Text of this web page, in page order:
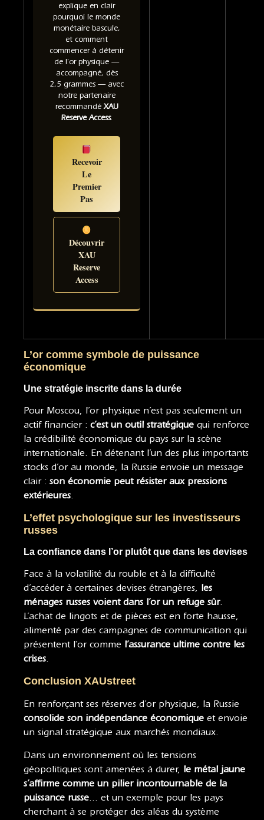
explique en clair
pourquoi le monde
monétaire bascule,
et comment
commencer à détenir
de l'or physique —
accompagné, dès
2,5 grammes — avec
notre partenaire
recommandéXAU
Reserve Access.
Recevoir
Le
Premier
Pas
Découvrir
XAU
Reserve
Access
L’or comme symbole de puissance
économique
Une stratégie inscrite dans la durée
Pour Moscou, l’or physique n’est pas seulement un
actif financier : c’est un outil stratégique qui renforce
la crédibilité économique du pays sur la scène
internationale. En détenant l’un des plus importants
stocks d’or au monde, la Russie envoie un message
clair : son économie peut résister aux pressions
extérieures.
L’effet psychologique sur les investisseurs
russes
La confiance dans l’or plutôt que dans les devises
Face à la volatilité du rouble et à la difficulté
d’accéder à certaines devises étrangères, les
ménages russes voient dans l’or un refuge sûr.
L’achat de lingots et de pièces est en forte hausse,
alimenté par des campagnes de communication qui
présentent l’or comme l’assurance ultime contre les
crises.
Conclusion XAUstreet
En renforçant ses réserves d’or physique, la Russie
consolide son indépendance économique et envoie
un signal stratégique aux marchés mondiaux.
Dans un environnement où les tensions
géopolitiques sont amenées à durer, le métal jaune
s’affirme comme un pilier incontournable de la
puissance russe… et un exemple pour les pays
cherchant à se protéger des aléas du système